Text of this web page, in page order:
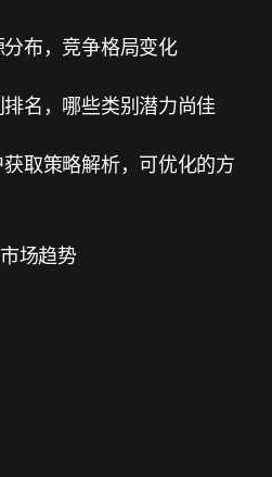
布，竞争格局变化
名，哪些类别潜力尚佳
取策略解析，可优化的方
场趋势